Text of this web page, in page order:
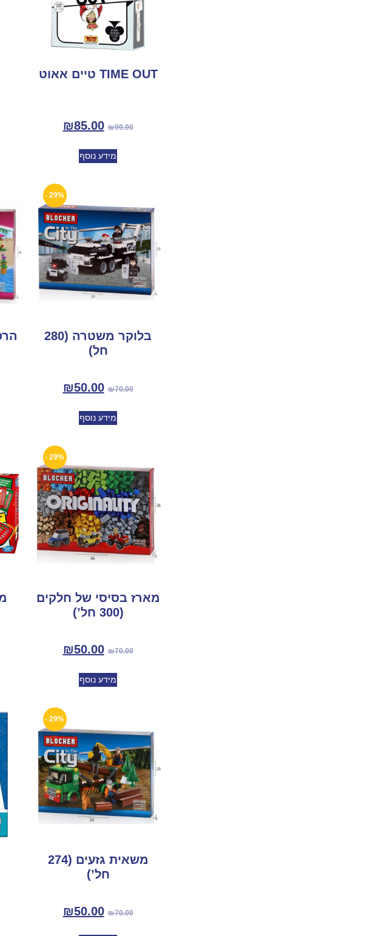
TIME OUT טיים אאוט
₪99.90
₪85.00
מידע נוסף
29% -
בלוקר משטרה (280
חל)
₪70.00
₪50.00
מידע נוסף
29% -
מארז בסיסי של חלקים
(300 חל’)
₪70.00
₪50.00
מידע נוסף
29% -
משאית גזעים (274
חל’)
₪70.00
₪50.00